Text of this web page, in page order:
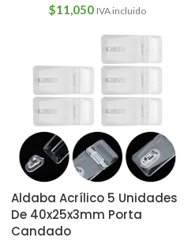
$11,050 IVA incluido
Aldaba Acrílico 5 Unidades
De 40x25x3mm Porta
Candado